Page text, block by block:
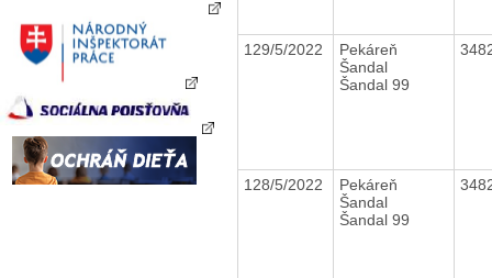
129/5/2022
Pekáreň
Šandal
Šandal 99
128/5/2022
Pekáreň
Šandal
Šandal 99